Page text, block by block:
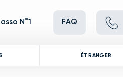
N°1 FAQ
ÉTRANGER